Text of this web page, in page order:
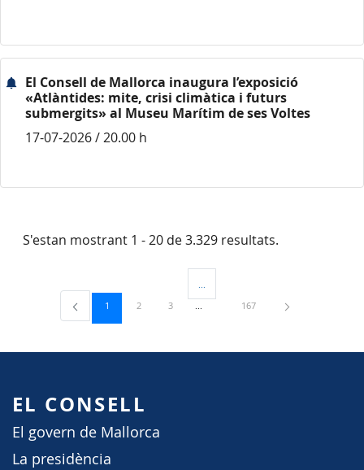
El Consell de Mallorca inaugura l’exposició
«Atlàntides: mite, crisi climàtica i futurs
submergits» al Museu Marítim de ses Voltes
17-07-2026 / 20.00 h
S'estan mostrant 1 - 20 de 3.329 resultats.
Pàgina
1 Pàgina
2 Pàgina
3
Pàgines intermèdies Utilitzeu TAB per
Pàgina
167
EL CONSELL
El govern de Mallorca
La presidència